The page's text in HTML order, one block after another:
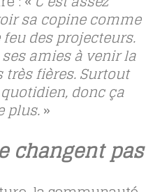
sa copine comme
des projecteurs.
amies à venir la
fières. Surtout
donc ça
plus.»
changent pas